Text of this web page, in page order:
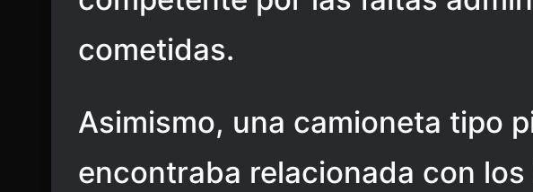
cometidas.
Asimismo, una camioneta tipo
encontraba relacionada con